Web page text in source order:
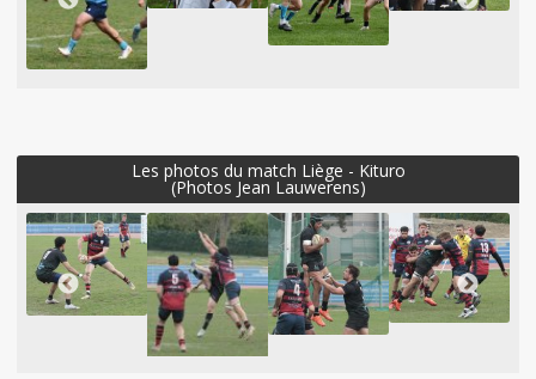
Les photos du match Liège - Kituro
(Photos Jean Lauwerens)